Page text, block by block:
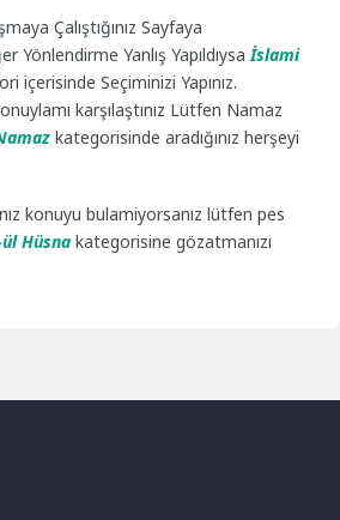
Çalıştığınız Sayfaya
Yönlendirme Yanlış Yapıldıysa İslami
içerisinde Seçiminizi Yapınız.
karşılaştınız Lütfen Namaz
kategorisinde aradığınız herşeyi
konuyu bulamiyorsanız lütfen pes
Hüsnakategorisine gözatmanızı